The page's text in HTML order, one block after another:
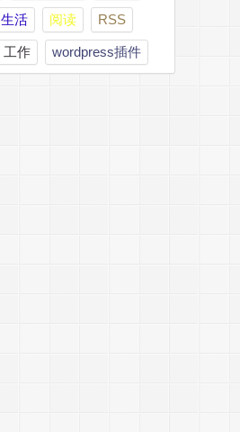
生活 阅读 RSS
工作 wordpress插件